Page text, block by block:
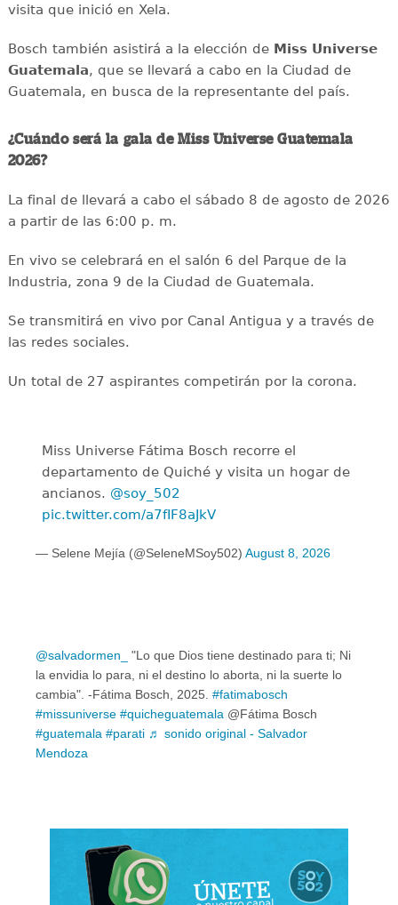
visita que inició en Xela.
Bosch también asistirá a la elección deMiss Universe
Guatemala, que se llevará a cabo en la Ciudad de
Guatemala, en busca de la representante del país.
¿Cuándo será la gala de Miss Universe Guatemala
2026?
La final de llevará a cabo el sábado 8 de agosto de 2026
a partir de las 6:00 p. m.
En vivo se celebrará en el salón 6 del Parque de la
Industria, zona 9 de la Ciudad de Guatemala.
Se transmitirá en vivo por Canal Antigua y a través de
las redes sociales.
Un total de 27 aspirantes competirán por la corona.
Miss Universe Fátima Bosch recorre el
departamento de Quiché y visita un hogar de
ancianos. @soy_502
pic.twitter.com/a7fIF8aJkV
— Selene Mejía (@SeleneMSoy502) August 8, 2026
@salvadormen_
"Lo que Dios tiene destinado para ti; Ni
la envidia lo para, ni el destino lo aborta, ni la suerte lo
cambia". -Fátima Bosch, 2025. #fatimabosch
#missuniverse #quicheguatemala @Fátima Bosch
#guatemala #parati ♬ sonido original - Salvador
Mendoza